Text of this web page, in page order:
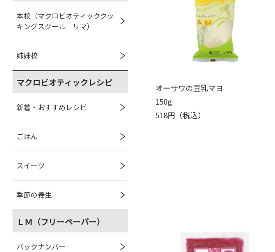
本校（マクロビオティッククッ
キングスクール リマ）
姉妹校
マクロビオティックレシピ
新着・おすすめレシピ
ごはん
スイーツ
季節の養生
ＬＭ（フリーペーパー）
バックナンバー
オーサワの豆乳マヨ
150g
518円（税込）